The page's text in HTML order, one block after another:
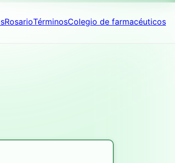
RosarioTérminosColegio de farmacéuticos